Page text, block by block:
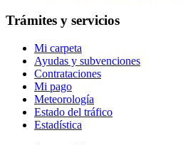
Trámites y servicios
Mi carpeta
Ayudas y subvenciones
Contrataciones
Mi pago
Meteorología
Estado del tráfico
Estadística